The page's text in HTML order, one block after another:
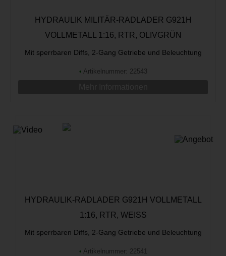
HYDRAULIK MILITÄR-RADLADER G921H
VOLLMETALL 1:16, RTR, OLIVGRÜN
Mit sperrbaren Diffs, 2-Gang Getriebe und Beleuchtung
• Artikelnummer: 22543
HYDRAULIK-RADLADER G921H VOLLMETALL
1:16, RTR, WEISS
Mit sperrbaren Diffs, 2-Gang Getriebe und Beleuchtung
• Artikelnummer: 22541